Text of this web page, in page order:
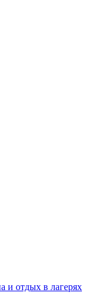
и отдых в лагерях